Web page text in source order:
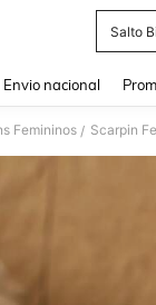
Salto
Envio nacional
Femininos / Scarpin